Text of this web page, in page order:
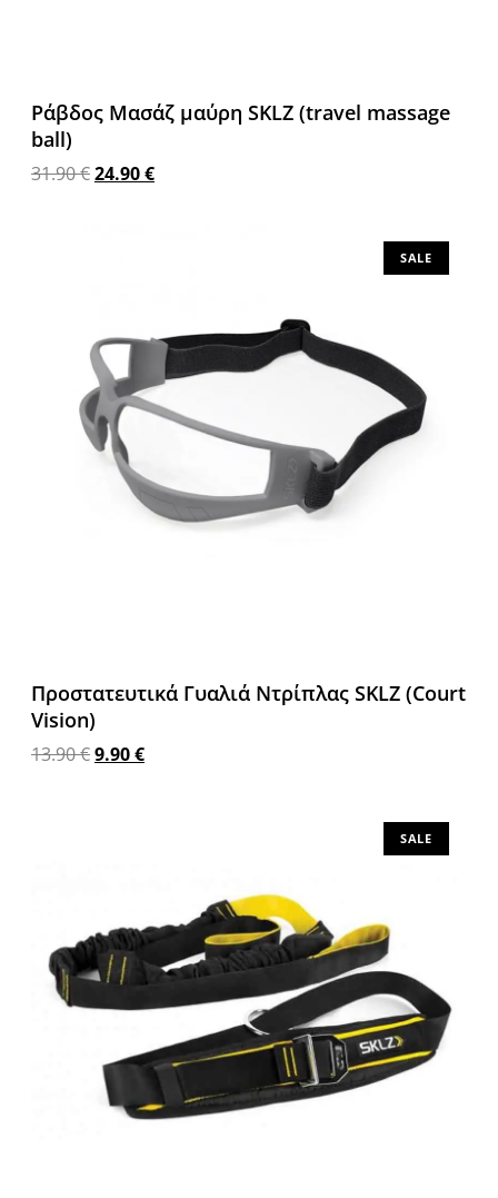
Ράβδος Μασάζ μαύρη SKLZ (travel massage
ball)
31.90€24.90€
SALE
Προστατευτικά Γυαλιά Ντρίπλας SKLZ (Court
Vision)
13.90€9.90€
SALE